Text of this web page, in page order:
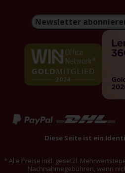
Newsletter
Diese Seite ist ein
* Alle Preise inkl. gesetzl.
Nachnahmegebühren, wenn